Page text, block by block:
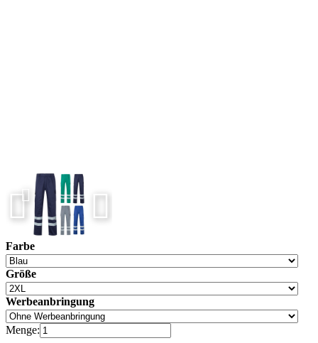
Farbe
Größe
Werbeanbringung
Menge: